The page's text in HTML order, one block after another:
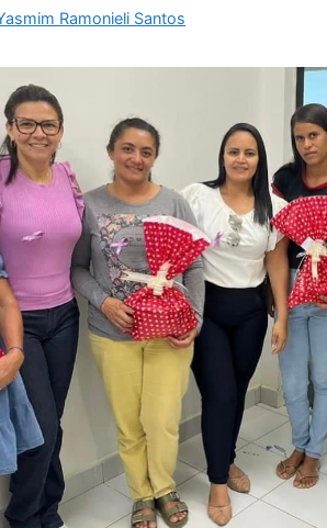
Ramonieli Santos